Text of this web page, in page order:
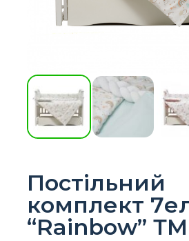
Постільний
комплект
“Rainbow”